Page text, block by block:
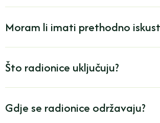
Moram li imati prethodno
Što radionice uključuju?
Gdje se radionice održavaju?